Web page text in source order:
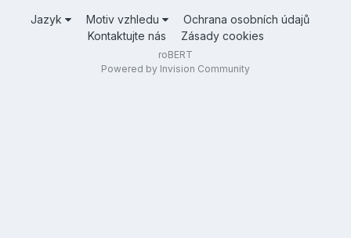
Jazyk Motiv vzhledu
Ochrana osobních údajů
Kontaktujte nás
Zásady cookies
roBERT
Powered by Invision Community